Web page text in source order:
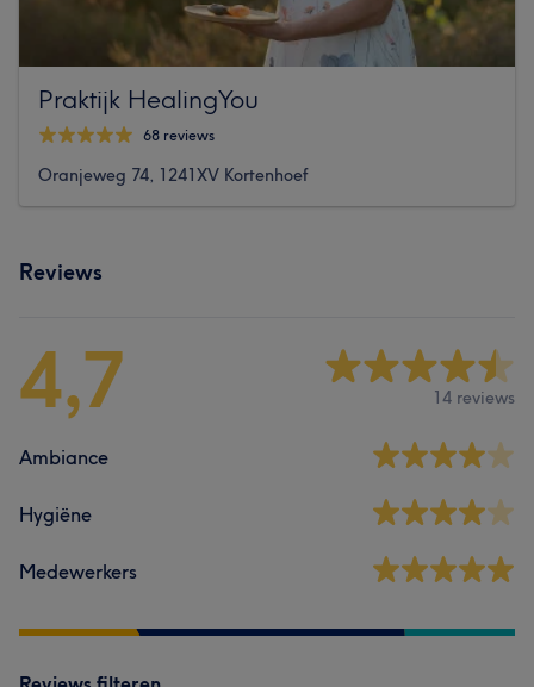
Praktijk HealingYou
68 reviews
Oranjeweg 74, 1241XV Kortenhoef
Reviews
4,7 14 reviews
Ambiance
Hygiëne
Medewerkers